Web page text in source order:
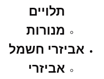
תלויים
מנורות
אביזרי חשמל
אביזרי